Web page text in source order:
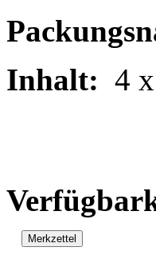
Inhalt: 4